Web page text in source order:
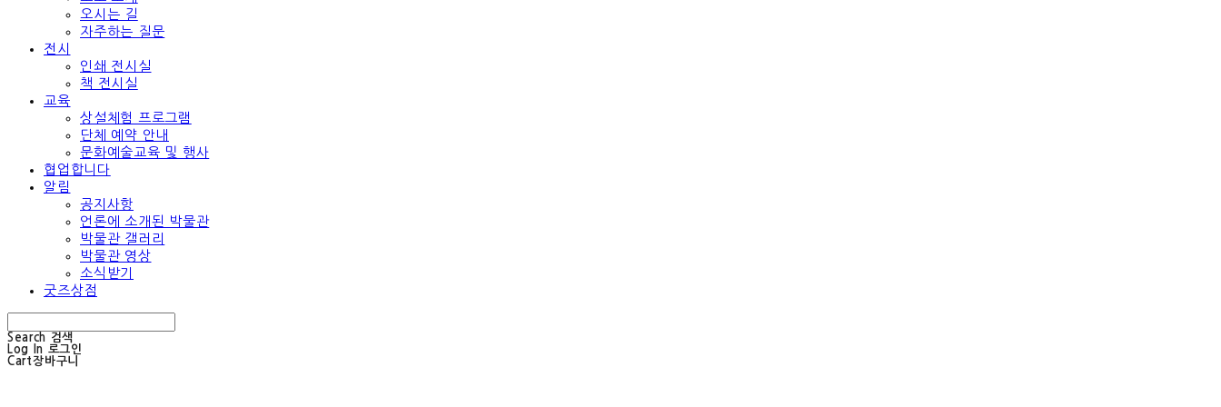
오시는 길
자주하는 질문
전시
인쇄 전시실
책 전시실
교육
상설체험 프로그램
단체 예약 안내
문화예술교육 및 행사
협업합니다
알림
공지사항
언론에 소개된 박물관
박물관 갤러리
박물관 영상
소식받기
굿즈상점
Search 검색
Log In 로그인
Cart장바구니